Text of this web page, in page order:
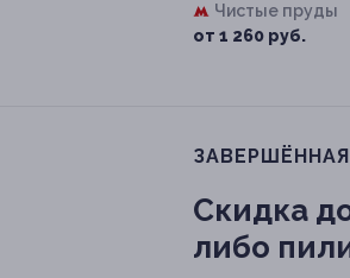
Чистые пруды
от 1 260 руб.
Скидка
либо